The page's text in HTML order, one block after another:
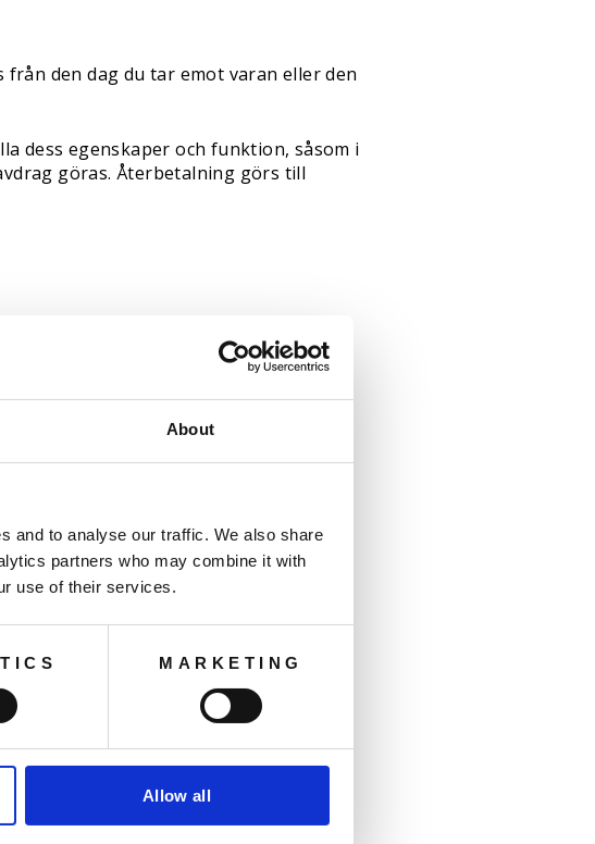
About
and to analyse our traffic. We also share
partners who may combine it with
use of their services.
MARKETING
Allow all
den dag du tar emot varan eller den
dess egenskaper och funktion, såsom i
göras. Återbetalning görs till
returen godkänns ska varan skickas till: